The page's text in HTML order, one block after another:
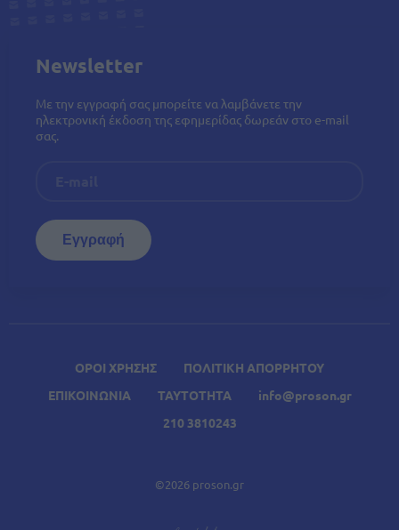
ΟΡΟΙ ΧΡΗΣΗΣ
ΠΟΛΙΤΙΚΗ ΑΠΟΡΡΗΤΟΥ
ΕΠΙΚΟΙΝΩΝΙΑ
ΤΑΥΤΟΤΗΤΑ
info@proson.gr
210 3810243
©2026 proson.gr
Newsletter
Με την εγγραφή σας μπορείτε να λαμβάνετε την
ηλεκτρονική έκδοση της εφημερίδας δωρεάν στο e-mail
σας.